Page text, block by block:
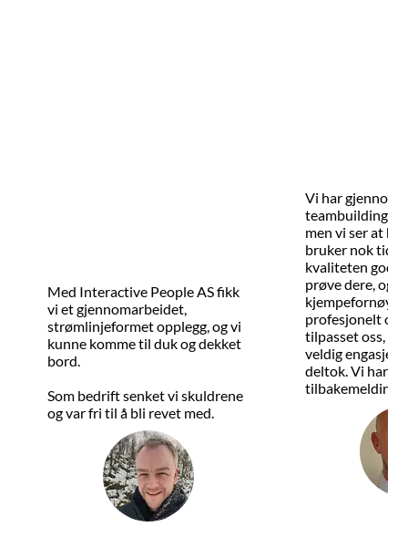
Med Interactive People AS fikk
vi et gjennomarbeidet,
strømlinjeformet opplegg, og vi
kunne komme til duk og dekket
bord.
Som bedrift senket vi skuldrene
og var fri til å bli revet med.
Vi har
men vi ser at
bruker nok tid
kvaliteten god
prøve dere, og
profesjonelt
tilpasset oss,
veldig
deltok. Vi har